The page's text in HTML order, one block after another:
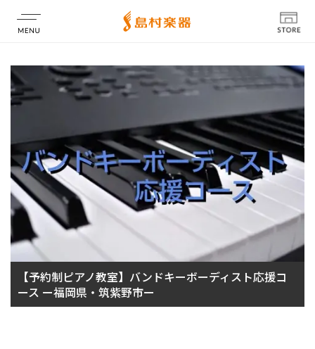
店舗情報
【予約制ピアノ教室】バンドキーボーディスト応援コ
ース ー福岡県・筑紫野市ー